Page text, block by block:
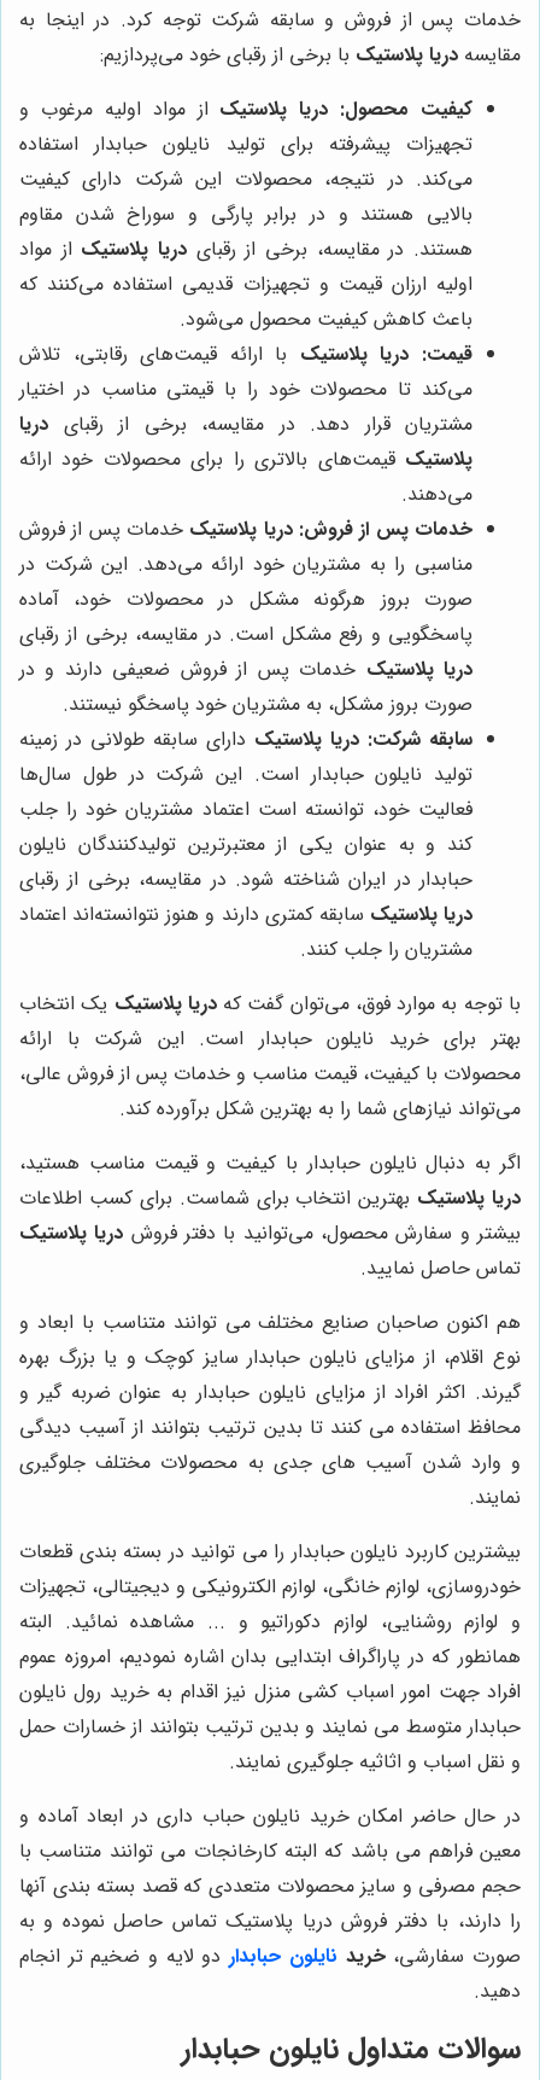
خدمات پس از فروش و سابقه شرکت توجه کرد. در اینجا به
مقایسه دریا پلاستیک با برخی از رقبای خود می‌پردازیم:
کیفیت محصول: دریا پلاستیک از مواد اولیه مرغوب و
تجهیزات پیشرفته برای تولید نایلون حبابدار استفاده
می‌کند. در نتیجه، محصولات این شرکت دارای کیفیت
بالایی هستند و در برابر پارگی و سوراخ شدن مقاوم
هستند. در مقایسه، برخی از رقبای دریا پلاستیک از مواد
اولیه ارزان قیمت و تجهیزات قدیمی استفاده می‌کنند که
باعث کاهش کیفیت محصول می‌شود.
قیمت: دریا پلاستیک با ارائه قیمت‌های رقابتی، تلاش
می‌کند تا محصولات خود را با قیمتی مناسب در اختیار
مشتریان قرار دهد. در مقایسه، برخی از رقبای دریا
پلاستیک قیمت‌های بالاتری را برای محصولات خود ارائه
می‌دهند.
خدمات پس از فروش: دریا پلاستیک خدمات پس از فروش
مناسبی را به مشتریان خود ارائه می‌دهد. این شرکت در
صورت بروز هرگونه مشکل در محصولات خود، آماده
پاسخگویی و رفع مشکل است. در مقایسه، برخی از رقبای
دریا پلاستیک خدمات پس از فروش ضعیفی دارند و در
صورت بروز مشکل، به مشتریان خود پاسخگو نیستند.
سابقه شرکت: دریا پلاستیک دارای سابقه طولانی در زمینه
تولید نایلون حبابدار است. این شرکت در طول سال‌ها
فعالیت خود، توانسته است اعتماد مشتریان خود را جلب
کند و به عنوان یکی از معتبرترین تولیدکنندگان نایلون
حبابدار در ایران شناخته شود. در مقایسه، برخی از رقبای
دریا پلاستیک سابقه کمتری دارند و هنوز نتوانسته‌اند اعتماد
مشتریان را جلب کنند.
با توجه به موارد فوق، می‌توان گفت کهدریا پلاستیک یک انتخاب
بهتر برای خرید نایلون حبابدار است. این شرکت با ارائه
محصولات با کیفیت، قیمت مناسب و خدمات پس از فروش عالی،
می‌تواند نیازهای شما را به بهترین شکل برآورده کند.
اگر به دنبال نایلون حبابدار با کیفیت و قیمت مناسب هستید،
دریا پلاستیک بهترین انتخاب برای شماست. برای کسب اطلاعات
بیشتر و سفارش محصول، می‌توانید با دفتر فروش دریا پلاستیک
تماس حاصل نمایید.
هم اکنون صاحبان صنایع مختلف می توانند متناسب با ابعاد و
نوع اقلام، از مزایای نایلون حبابدار سایز کوچک و یا بزرگ بهره
گیرند. اکثر افراد از مزایای نایلون حبابدار به عنوان ضربه گیر و
محافظ استفاده می کنند تا بدین ترتیب بتوانند از آسیب دیدگی
و وارد شدن آسیب های جدی به محصولات مختلف جلوگیری
نمایند.
بیشترین کاربرد نایلون حبابدار را می توانید در بسته بندی قطعات
خودروسازی، لوازم خانگی، لوازم الکترونیکی و دیجیتالی، تجهیزات
و لوازم روشنایی، لوازم دکوراتیو و ... مشاهده نمائید. البته
همانطور که در پاراگراف ابتدایی بدان اشاره نمودیم، امروزه عموم
افراد جهت امور اسباب کشی منزل نیز اقدام به خرید رول نایلون
حبابدار متوسط می نمایند و بدین ترتیب بتوانند از خسارات حمل
و نقل اسباب و اثاثیه جلوگیری نمایند.
در حال حاضر امکان خرید نایلون حباب داری در ابعاد آماده و
معین فراهم می باشد که البته کارخانجات می توانند متناسب با
حجم مصرفی و سایز محصولات متعددی که قصد بسته بندی آنها
را دارند، با دفتر فروش دریا پلاستیک تماس حاصل نموده و به
صورت سفارشی،خرید نایلون حبابدار دو لایه و ضخیم تر انجام
دهید.
سوالات متداول نایلون حبابدار